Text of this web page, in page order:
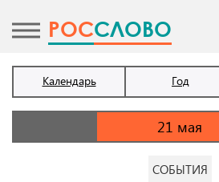
POCСЛОВО
Календарь Год
СОБЫТИЯ